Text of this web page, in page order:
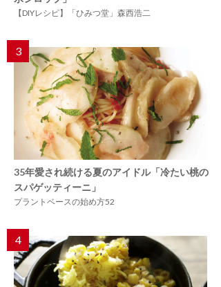
【DIYレシピ】「ひみつ堂」森西浩二
3
35年愛され続ける夏のアイドル「冷たい桃の
スパゲッティーニ」
プラントベースの始め方52
4